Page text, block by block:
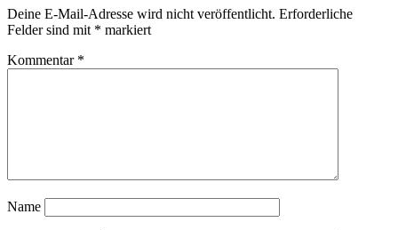
Deine E-Mail-Adresse wird nicht veröffentlicht. Erforderliche
Felder sind mit * markiert
Kommentar *
Name